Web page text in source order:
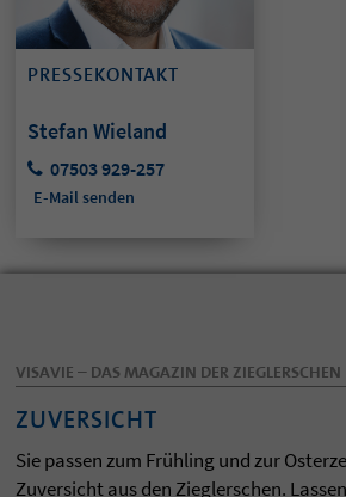
PRESSEKONTAKT
Stefan Wieland
07503 929-257
E-Mail senden
VISAVIE – DAS MAGAZIN DER ZIEGLERSCHEN
ZUVERSICHT
Sie passen zum Frühling und zur
Zuversicht aus den Zieglerschen.